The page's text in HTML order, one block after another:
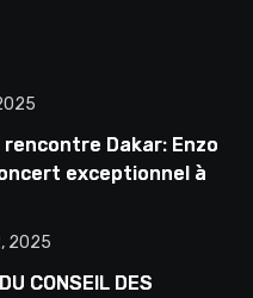
rencontre Dakar: Enzo
exceptionnel à
2025
CONSEIL DES